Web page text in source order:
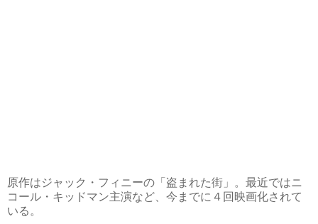
原作はジャック・フィニーの「盗まれた街」。最近ではニ
コール・キッドマン主演など、今までに４回映画化されて
いる。